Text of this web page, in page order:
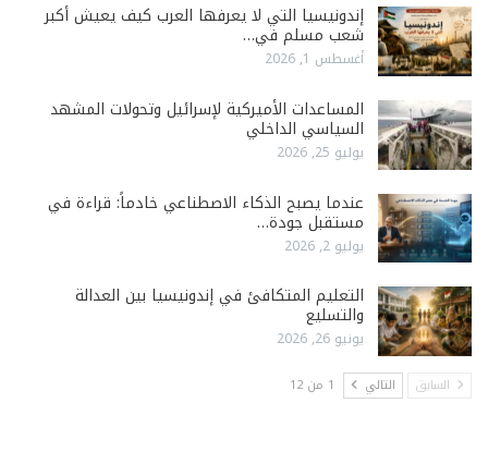
إندونيسيا التي لا يعرفها العرب كيف يعيش أكبر
شعب مسلم في…
أغسطس 1, 2026
المساعدات الأميركية لإسرائيل وتحولات المشهد
السياسي الداخلي
يوليو 25, 2026
عندما يصبح الذكاء الاصطناعي خادماً: قراءة في
مستقبل جودة…
يوليو 2, 2026
التعليم المتكافئ في إندونيسيا بين العدالة
والتسليع
يونيو 26, 2026
السابق التالي 1 من 12